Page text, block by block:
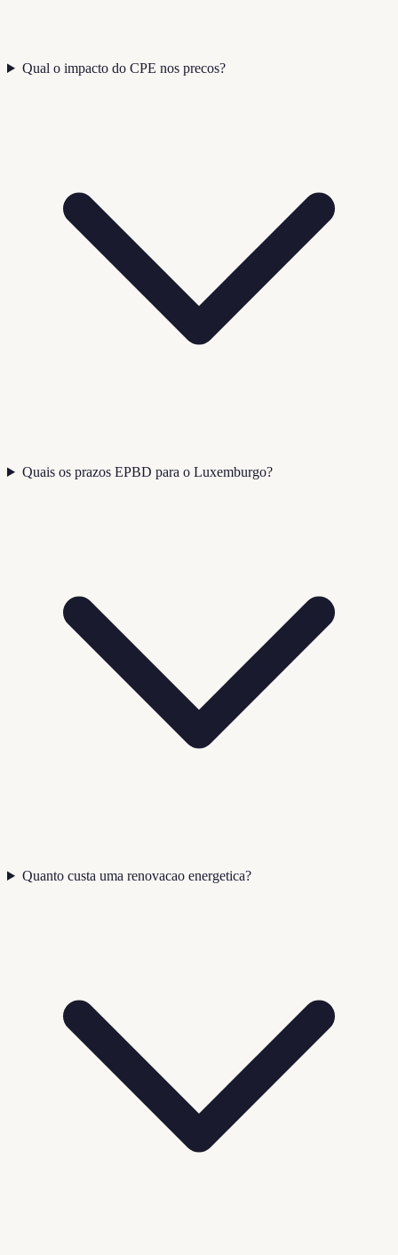
Qual o impacto do CPE nos precos?
Quais os prazos EPBD para o Luxemburgo?
Quanto custa uma renovacao energetica?